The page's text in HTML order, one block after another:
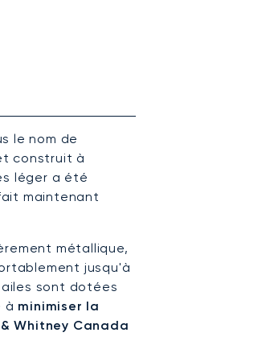
le nom de
construit à
léger a été
maintenant
métallique,
jusqu'à
ailes sont dotées
à minimiser la
Whitney Canada